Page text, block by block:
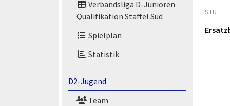
Verbandsliga D-Junioren
Qualifikation Staffel Süd
Spielplan
Statistik
D2-Jugend
Team
STU